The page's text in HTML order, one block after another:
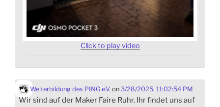
Click to play video
Weiterbildung des PING e.V. on 3/28/2025, 11:02:54 PM
Wir sind auf der Maker Faire Ruhr. Ihr findet uns auf